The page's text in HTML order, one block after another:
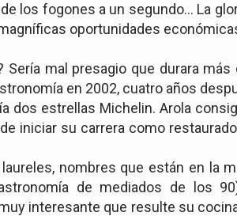
los fogones a un segundo… La
oportunidades
mal presagio que durara más
en 2002, cuatro años
dos estrellas Michelin. Arola
iniciar su carrera como
nombres que están en la
de mediados de los
interesante que resulte su